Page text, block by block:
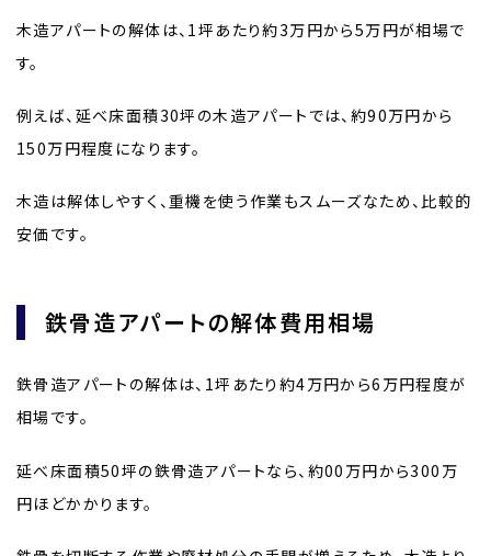
木造アパートの解体は、1坪あたり約3万円から5万円が相場で
す。
例えば、延べ床面積30坪の木造アパートでは、約90万円から
150万円程度になります。
木造は解体しやすく、重機を使う作業もスムーズなため、比較的
安価です。
鉄骨造アパートの解体費用相場
鉄骨造アパートの解体は、1坪あたり約4万円から6万円程度が
相場です。
延べ床面積50坪の鉄骨造アパートなら、約00万円から300万
円ほどかかります。